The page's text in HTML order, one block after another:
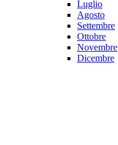
Luglio
Agosto
Settembre
Ottobre
Novembre
Dicembre